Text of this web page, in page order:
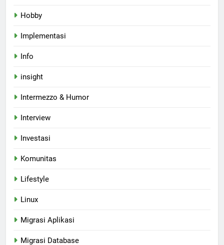
Hobby
Implementasi
Info
insight
Intermezzo & Humor
Interview
Investasi
Komunitas
Lifestyle
Linux
Migrasi Aplikasi
Migrasi Database